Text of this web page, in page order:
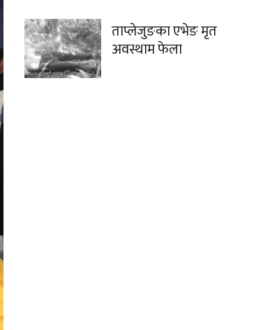
ताप्लेजुङका एभेङ मृत
अवस्थाम फेला